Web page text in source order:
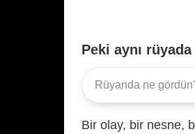
Peki aynı
Bir olay, bir nesne,